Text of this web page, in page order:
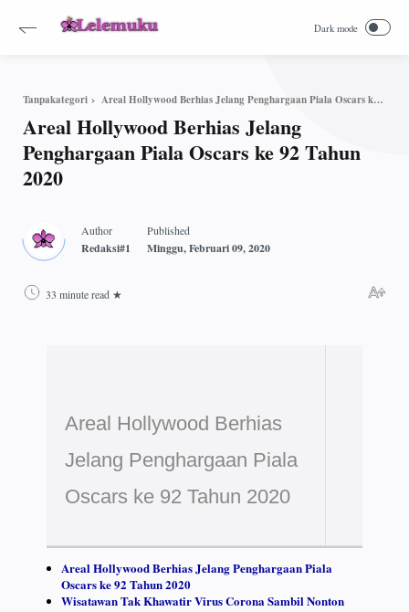
Tanpakategori Areal Hollywood Berhias Jelang Penghargaan Piala Oscars ke 92 Tahun 2020
Areal Hollywood Berhias Jelang
Penghargaan Piala Oscars ke 92 Tahun
2020
33 minute read
Areal Hollywood Berhias
Jelang Penghargaan Piala
Oscars ke 92 Tahun 2020
Areal Hollywood Berhias Jelang Penghargaan Piala
Oscars ke 92 Tahun 2020
Wisatawan Tak Khawatir Virus Corona Sambil Nonton